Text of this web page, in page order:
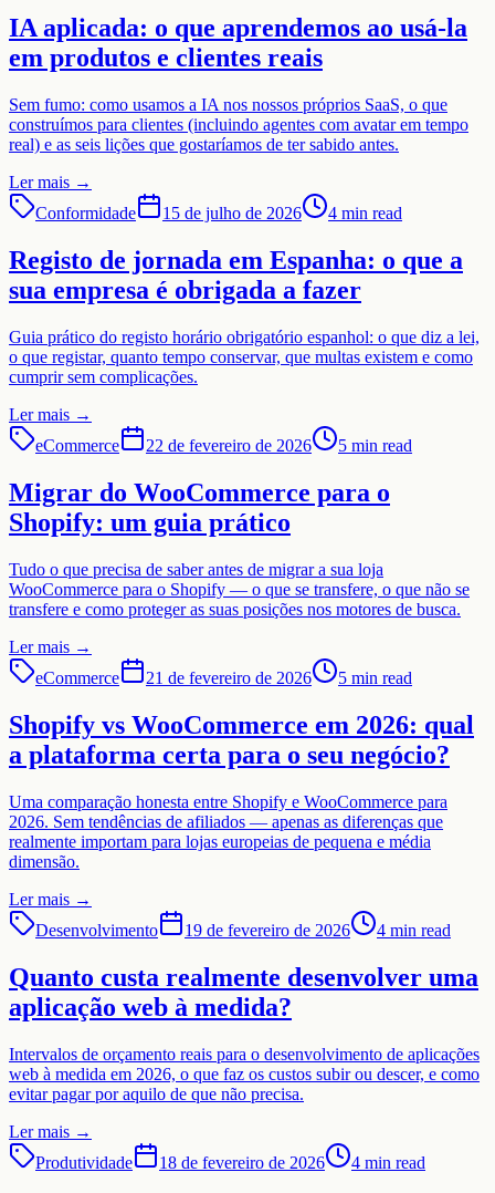
IA aplicada: o que aprendemos ao usá-la
em produtos e clientes reais
Sem fumo: como usamos a IA nos nossos próprios SaaS, o que
construímos para clientes (incluindo agentes com avatar em tempo
real) e as seis lições que gostaríamos de ter sabido antes.
Ler mais →
Conformidade
15 de julho de 2026 4 min read
Registo de jornada em Espanha: o que a
sua empresa é obrigada a fazer
Guia prático do registo horário obrigatório espanhol: o que diz a lei,
o que registar, quanto tempo conservar, que multas existem e como
cumprir sem complicações.
Ler mais →
eCommerce
22 de fevereiro de 2026 5 min read
Migrar do WooCommerce para o
Shopify: um guia prático
Tudo o que precisa de saber antes de migrar a sua loja
WooCommerce para o Shopify — o que se transfere, o que não se
transfere e como proteger as suas posições nos motores de busca.
Ler mais →
eCommerce
21 de fevereiro de 2026 5 min read
Shopify vs WooCommerce em 2026: qual
a plataforma certa para o seu negócio?
Uma comparação honesta entre Shopify e WooCommerce para
2026. Sem tendências de afiliados — apenas as diferenças que
realmente importam para lojas europeias de pequena e média
dimensão.
Ler mais →
Desenvolvimento
19 de fevereiro de 2026 4 min read
Quanto custa realmente desenvolver uma
aplicação web à medida?
Intervalos de orçamento reais para o desenvolvimento de aplicações
web à medida em 2026, o que faz os custos subir ou descer, e como
evitar pagar por aquilo de que não precisa.
Ler mais →
Produtividade
18 de fevereiro de 2026 4 min read